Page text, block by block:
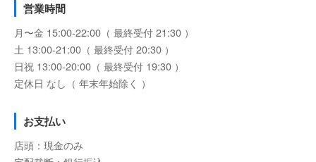
営業時間
月〜金 15:00-22:00（ 最終受付 21:30 ）
土 13:00-21:00（ 最終受付 20:30 ）
日祝 13:00-20:00（ 最終受付 19:30 ）
定休日 なし（ 年末年始除く ）
お支払い
店頭：現金のみ